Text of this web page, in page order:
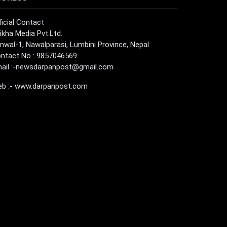
Contact
Media Pvt.Ltd.
1, Nawalparasi, Lumbini Province, Nepal
No : 9857046569
:-newsdarpanpost@gmail.com
:- www.darpanpost.com